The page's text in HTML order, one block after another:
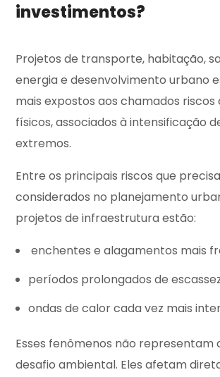
investimentos?
Projetos de transporte, habitação,
energia e desenvolvimento urbano
mais expostos aos chamados
físicos, associados à intensificação
extremos.
Entre os principais riscos que
considerados no planejamento
projetos de infraestrutura estão:
enchentes e alagamentos mais
períodos prolongados de
ondas de calor cada vez mais
Esses fenômenos não representam
desafio ambiental. Eles afetam